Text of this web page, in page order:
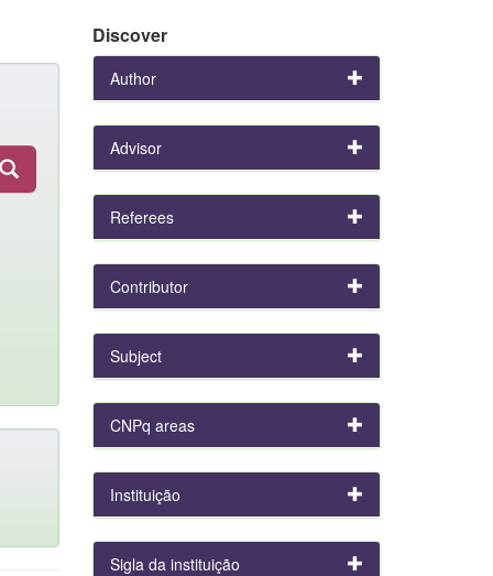
Discover
Author
Advisor
Referees
Contributor
Subject
CNPq areas
Instituição
Sigla da instituição